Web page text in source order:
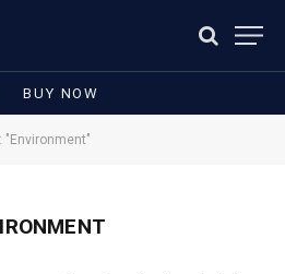
BUY NOW
"Environment"